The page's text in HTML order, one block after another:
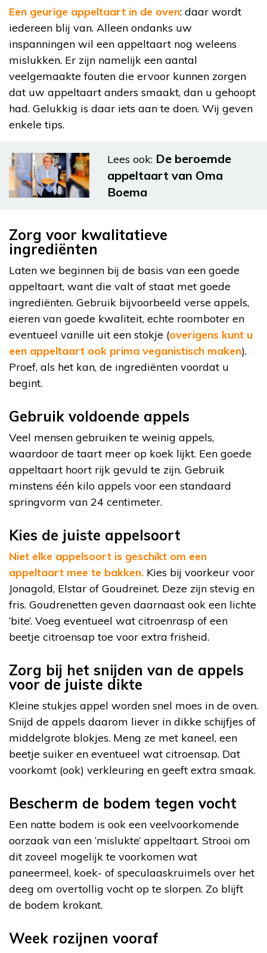
Een geurige appeltaart in de oven: daar wordt
iedereen blij van. Alleen ondanks uw
inspanningen wil een appeltaart nog weleens
mislukken. Er zijn namelijk een aantal
veelgemaakte fouten die ervoor kunnen zorgen
dat uw appeltaart anders smaakt, dan u gehoopt
had. Gelukkig is daar iets aan te doen. Wij geven
enkele tips.
Lees ook: De beroemde
appeltaart van Oma
Boema
Zorg voor kwalitatieve
ingrediënten
Laten we beginnen bij de basis van een goede
appeltaart, want die valt of staat met goede
ingrediënten. Gebruik bijvoorbeeld verse appels,
eieren van goede kwaliteit, echte roomboter en
eventueel vanille uit een stokje (overigens kunt u
een appeltaart ook prima veganistisch maken).
Proef, als het kan, de ingrediënten voordat u
begint.
Gebruik voldoende appels
Veel mensen gebruiken te weinig appels,
waardoor de taart meer op koek lijkt. Een goede
appeltaart hoort rijk gevuld te zijn. Gebruik
minstens één kilo appels voor een standaard
springvorm van 24 centimeter.
Kies de juiste appelsoort
Niet elke appelsoort is geschikt om een
appeltaart mee te bakken. Kies bij voorkeur voor
Jonagold, Elstar of Goudreinet. Deze zijn stevig en
fris. Goudrenetten geven daarnaast ook een lichte
‘bite’. Voeg eventueel wat citroenrasp of een
beetje citroensap toe voor extra frisheid.
Zorg bij het snijden van de appels
voor de juiste dikte
Kleine stukjes appel worden snel moes in de oven.
Snijd de appels daarom liever in dikke schijfjes of
middelgrote blokjes. Meng ze met kaneel, een
beetje suiker en eventueel wat citroensap. Dat
voorkomt (ook) verkleuring en geeft extra smaak.
Bescherm de bodem tegen vocht
Een natte bodem is ook een veelvoorkomende
oorzaak van een ‘mislukte’ appeltaart. Strooi om
dit zoveel mogelijk te voorkomen wat
paneermeel, koek- of speculaaskruimels over het
deeg om overtollig vocht op te slorpen. Zo blijft
de bodem krokant.
Week rozijnen vooraf